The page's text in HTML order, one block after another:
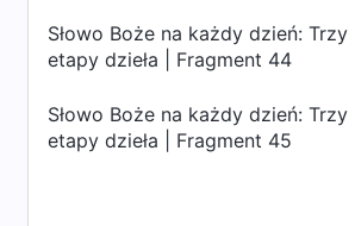
Słowo Boże na każdy dzień: Trzy
etapy dzieła | Fragment 44
Słowo Boże na każdy dzień: Trzy
etapy dzieła | Fragment 45